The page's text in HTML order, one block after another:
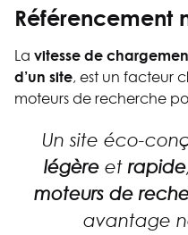
Référencement
La vitesse de
d’un site, est un facteur
moteurs de recherche
Un site éco-
légère etrapide
moteurs de
avantage